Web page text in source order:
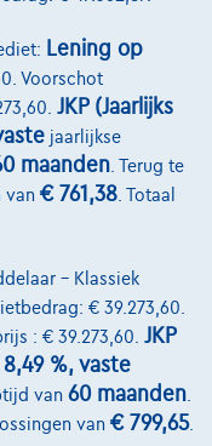
Lening op
Voorschot
JKP (Jaarlijks
jaarlijkse
maanden . Terug te
van € 761,38 . Totaal
– Klassiek
€ 39.273,60.
: € 39.273,60. JKP
%, vaste
van 60 maanden
van € 799,65.